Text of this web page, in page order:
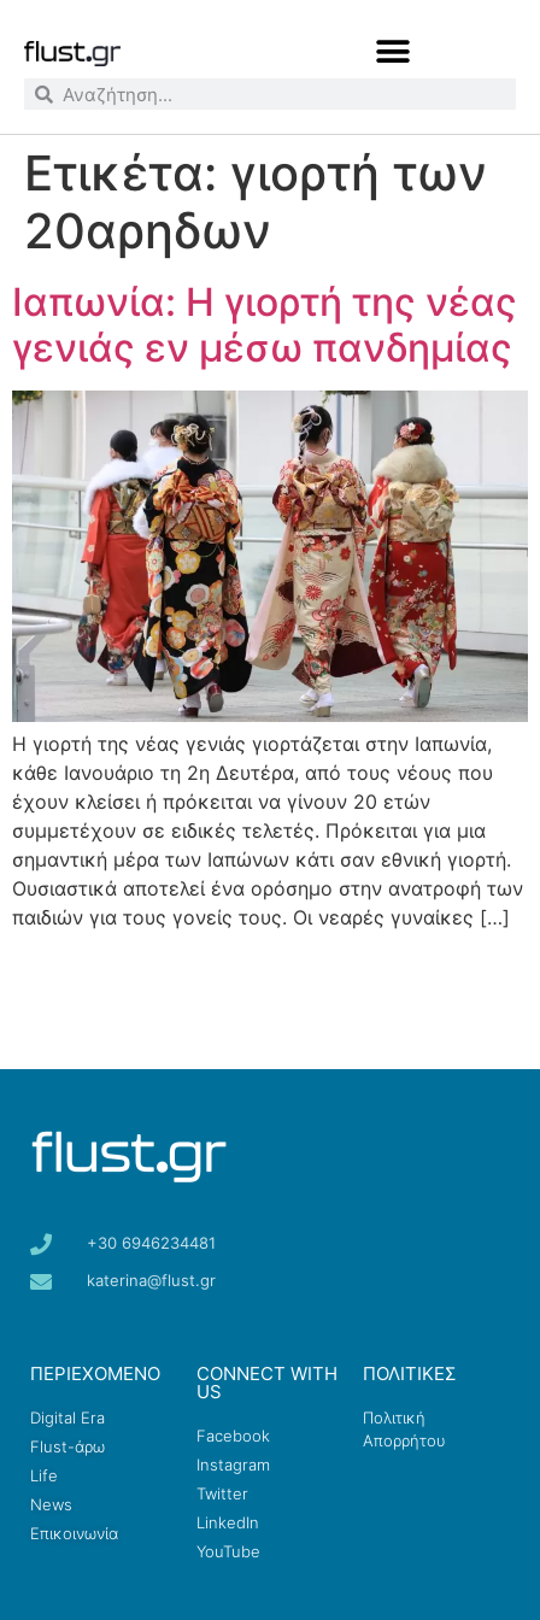
Ετικέτα: γιορτή των
20αρηδων
Ιαπωνία: Η γιορτή της νέας
γενιάς εν μέσω πανδημίας
Η γιορτή της νέας γενιάς γιορτάζεται στην Ιαπωνία,
κάθε Ιανουάριο τη 2η Δευτέρα, από τους νέους που
έχουν κλείσει ή πρόκειται να γίνουν 20 ετών
συμμετέχουν σε ειδικές τελετές. Πρόκειται για μια
σημαντική μέρα των Ιαπώνων κάτι σαν εθνική γιορτή.
Ουσιαστικά αποτελεί ένα ορόσημο στην ανατροφή των
παιδιών για τους γονείς τους. Οι νεαρές γυναίκες […]
+30 6946234481
katerina@flust.gr
ΠΕΡΙΕΧΟΜΕΝΟ
Digital Era
Flust-άρω
Life
News
Επικοινωνία
CONNECT WITH
US
Facebook
Instagram
Twitter
LinkedIn
YouTube
ΠΟΛΙΤΙΚΕΣ
Πολιτική
Απορρήτου